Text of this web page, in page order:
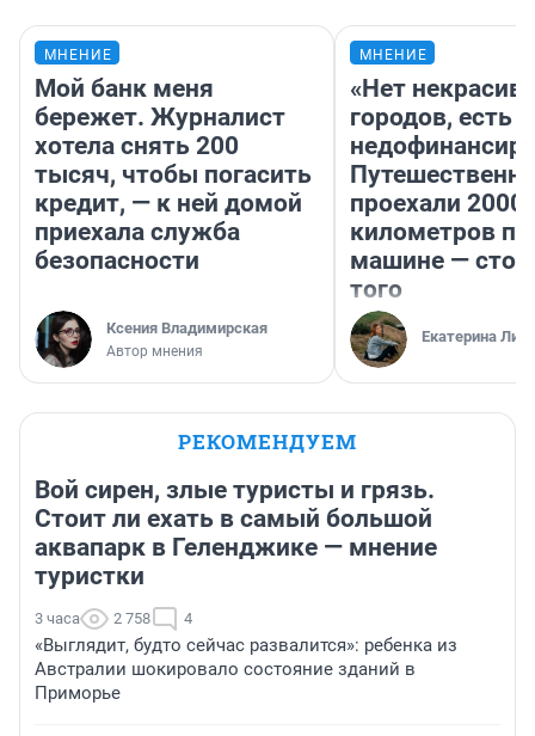
МНЕНИЕ
Мой банк меня
бережет. Журналист
хотела снять 200
тысяч, чтобы погасить
кредит, — к ней домой
приехала служба
безопасности
Ксения Владимирская
Автор мнения
МНЕНИЕ
«Нет
городов, есть
проехали 2000
километров по
машине —
того
Екатерина
РЕКОМЕНДУЕМ
Вой сирен, злые туристы и грязь.
Стоит ли ехать в самый большой
аквапарк в Геленджике — мнение
туристки
3 часа 2 758 4
«Выглядит, будто сейчас развалится»: ребенка из
Австралии шокировало состояние зданий в
Приморье